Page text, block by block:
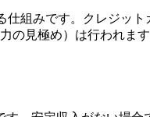
組みです。クレジッ
見極め）は行われま